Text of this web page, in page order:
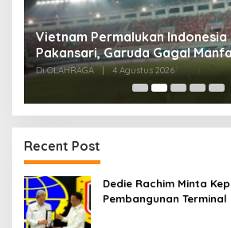
Vietnam Permalukan
Pakansari, Garuda Gagal
Kandang
Di OLAHRAGA 4 Agustus 2026
Recent Post
Dedie Rachim Minta
Pembangunan